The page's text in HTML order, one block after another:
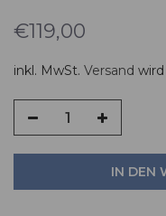
€119,00
inkl. MwSt. Versand
IN DEN